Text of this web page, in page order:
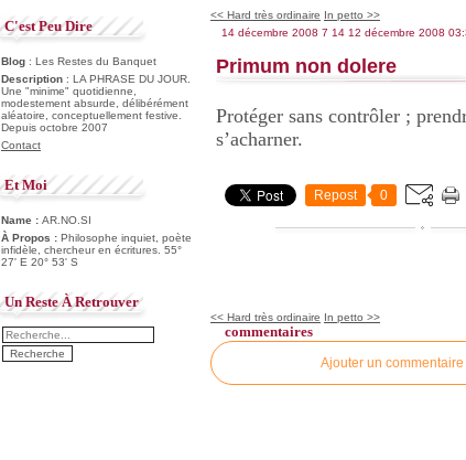
C'est Peu Dire
Blog : Les Restes du Banquet
Description : LA PHRASE DU JOUR.
Une "minime" quotidienne,
modestement absurde, délibérément
aléatoire, conceptuellement festive.
Depuis octobre 2007
Contact
Et Moi
Name : AR.NO.SI
À Propos : Philosophe inquiet, poète
infidèle, chercheur en écritures. 55°
27' E 20° 53' S
Un Reste À Retrouver
<< Hard très ordinaire In petto >>
14 décembre 2008 7 14 12 décembre 2008
Primum non dolere
Protéger sans contrôler ;
s’acharner.
Repost 0
<< Hard très ordinaire In petto >>
commentaires
Ajouter un commentaire